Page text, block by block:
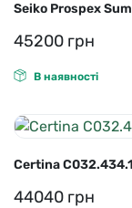
Seiko Prospex
45200 грн
В наявності
Certina
44040 грн